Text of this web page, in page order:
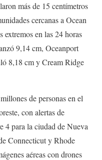
más de 15 centímetros
cercanas a Ocean
extremos en las 24 horas
9,14 cm, Oceanport
8,18 cm y Cream Ridge
de personas en el
con alertas de
4 para la ciudad de Nueva
Connecticut y Rhode
aéreas con drones